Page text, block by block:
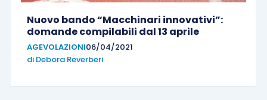
Nuovo bando “Macchinari innovativi”:
domande compilabili dal 13 aprile
AGEVOLAZIONI06/04/2021
di Debora Reverberi